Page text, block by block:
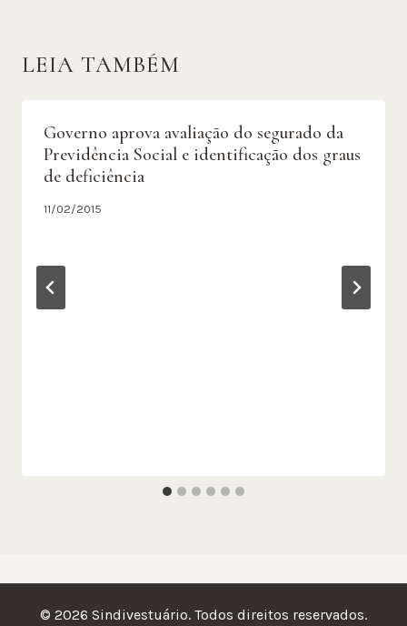
LEIA TAMBÉM
Governo aprova avaliação do segurado da
Previdência Social e identificação dos graus
de deficiência
11/02/2015
© 2026 Sindivestuário. Todos direitos reservados.